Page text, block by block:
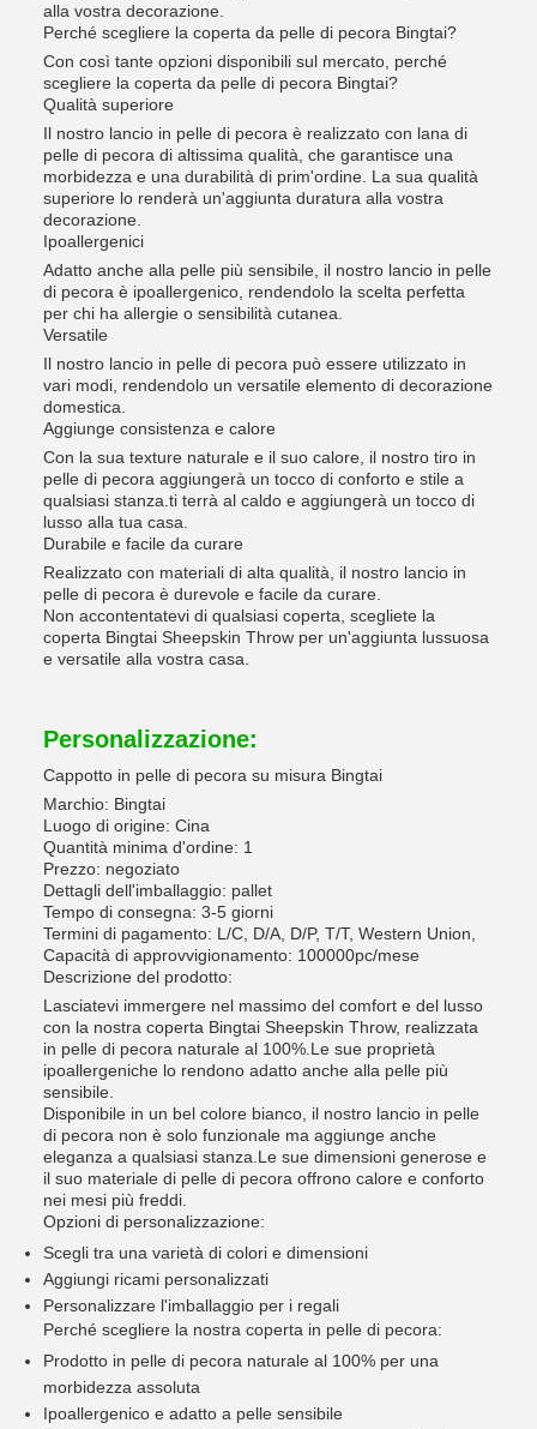
alla vostra decorazione.
Perché scegliere la coperta da pelle di pecora Bingtai?
Con così tante opzioni disponibili sul mercato, perché
scegliere la coperta da pelle di pecora Bingtai?
Qualità superiore
Il nostro lancio in pelle di pecora è realizzato con lana di
pelle di pecora di altissima qualità, che garantisce una
morbidezza e una durabilità di prim'ordine. La sua qualità
superiore lo renderà un'aggiunta duratura alla vostra
decorazione.
Ipoallergenici
Adatto anche alla pelle più sensibile, il nostro lancio in pelle
di pecora è ipoallergenico, rendendolo la scelta perfetta
per chi ha allergie o sensibilità cutanea.
Versatile
Il nostro lancio in pelle di pecora può essere utilizzato in
vari modi, rendendolo un versatile elemento di decorazione
domestica.
Aggiunge consistenza e calore
Con la sua texture naturale e il suo calore, il nostro tiro in
pelle di pecora aggiungerà un tocco di conforto e stile a
qualsiasi stanza.ti terrà al caldo e aggiungerà un tocco di
lusso alla tua casa.
Durabile e facile da curare
Realizzato con materiali di alta qualità, il nostro lancio in
pelle di pecora è durevole e facile da curare.
Non accontentatevi di qualsiasi coperta, scegliete la
coperta Bingtai Sheepskin Throw per un'aggiunta lussuosa
e versatile alla vostra casa.
Personalizzazione:
Cappotto in pelle di pecora su misura Bingtai
Marchio: Bingtai
Luogo di origine: Cina
Quantità minima d'ordine: 1
Prezzo: negoziato
Dettagli dell'imballaggio: pallet
Tempo di consegna: 3-5 giorni
Termini di pagamento: L/C, D/A, D/P, T/T, Western Union,
Capacità di approvvigionamento: 100000pc/mese
Descrizione del prodotto:
Lasciatevi immergere nel massimo del comfort e del lusso
con la nostra coperta Bingtai Sheepskin Throw, realizzata
in pelle di pecora naturale al 100%.Le sue proprietà
ipoallergeniche lo rendono adatto anche alla pelle più
sensibile.
Disponibile in un bel colore bianco, il nostro lancio in pelle
di pecora non è solo funzionale ma aggiunge anche
eleganza a qualsiasi stanza.Le sue dimensioni generose e
il suo materiale di pelle di pecora offrono calore e conforto
nei mesi più freddi.
Opzioni di personalizzazione:
Scegli tra una varietà di colori e dimensioni
Aggiungi ricami personalizzati
Personalizzare l'imballaggio per i regali
Perché scegliere la nostra coperta in pelle di pecora:
Prodotto in pelle di pecora naturale al 100% per una
morbidezza assoluta
Ipoallergenico e adatto a pelle sensibile